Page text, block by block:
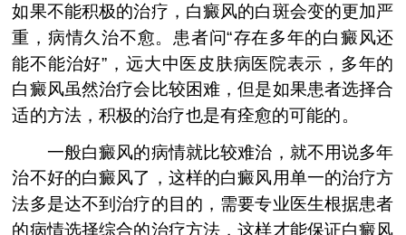
如果不能积极的治疗，白癜风的白斑会变的更加严
重，病情久治不愈。患者问“存在多年的白癜风还
能不能治好”，远大中医皮肤病医院表示，多年的
白癜风虽然治疗会比较困难，但是如果患者选择合
适的方法，积极的治疗也是有痊愈的可能的。
一般白癜风的病情就比较难治，就不用说多年
治不好的白癜风了，这样的白癜风用单一的治疗方
法多是达不到治疗的目的，需要专业医生根据患者
的病情选择综合的治疗方法，这样才能保证白癜风